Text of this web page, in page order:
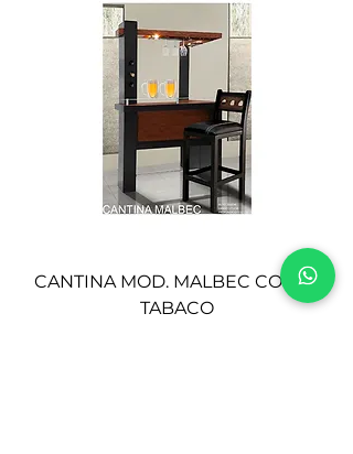
CANTINA MOD. MALBEC COLOR
TABACO